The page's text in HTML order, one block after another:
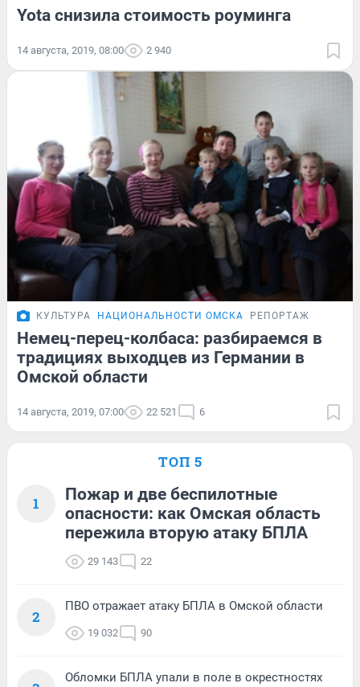
Yota снизила стоимость роуминга
14 августа, 2019, 08:00 2 940
КУЛЬТУРА НАЦИОНАЛЬНОСТИ ОМСКА РЕПОРТАЖ
Немец-перец-колбаса: разбираемся в
традициях выходцев из Германии в
Омской области
14 августа, 2019, 07:00 22 521 6
ТОП 5
1
Пожар и две беспилотные
опасности: как Омская область
пережила вторую атаку БПЛА
29 143 22
2
ПВО отражает атаку БПЛА в Омской области
19 032 90
Обломки БПЛА упали в поле в окрестностях